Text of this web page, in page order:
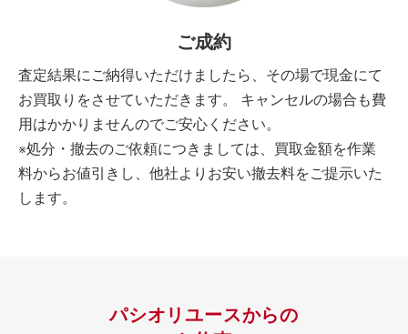
ご成約
査定結果にご納得いただけましたら、その場で現金にて
お買取りをさせていただきます。 キャンセルの場合も費
用はかかりませんのでご安心ください。
※処分・撤去のご依頼につきましては、買取金額を作業
料からお値引きし、他社よりお安い撤去料をご提示いた
します。
パシオリユースからの